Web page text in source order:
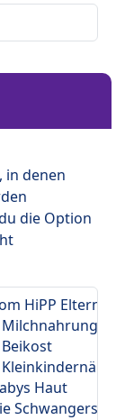
in denen
die Option